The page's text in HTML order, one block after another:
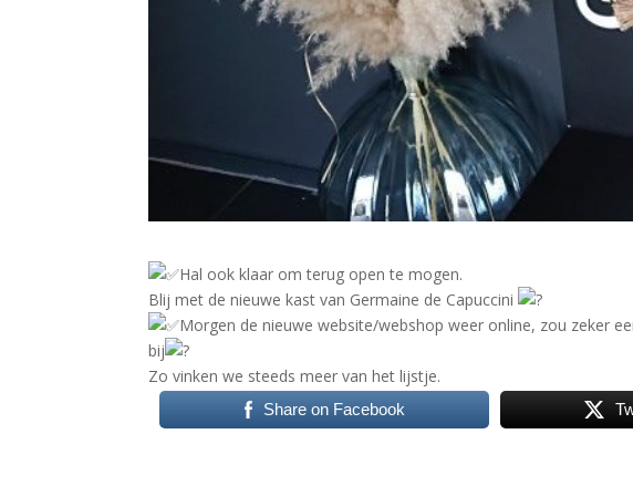
Hal ook klaar om terug open te mogen.
Blij met de nieuwe kast van Germaine de Capuccini
Morgen de nieuwe website/webshop weer online, zou zeker
bij
Zo vinken we steeds meer van het lijstje.
Share on Facebook